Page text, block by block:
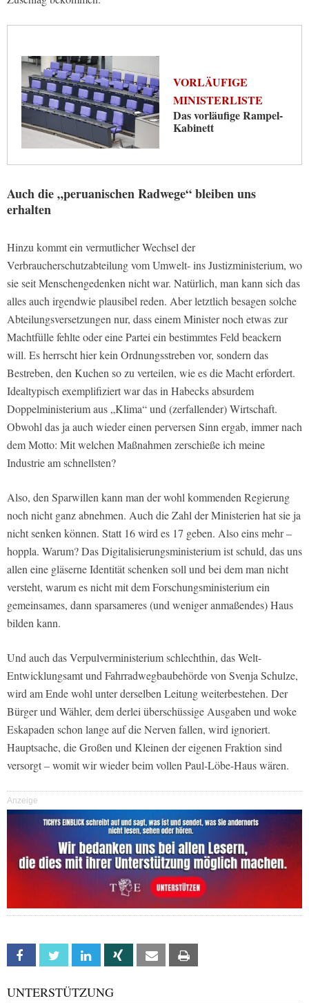
VORLÄUFIGE
MINISTERLISTE
Das vorläufige Rampel-
Kabinett
Auch die „peruanischen Radwege“ bleiben uns
erhalten
Hinzu kommt ein vermutlicher Wechsel der
Verbraucherschutzabteilung vom Umwelt- ins Justizministerium, wo
sie seit Menschengedenken nicht war. Natürlich, man kann sich das
alles auch irgendwie plausibel reden. Aber letztlich besagen solche
Abteilungsversetzungen nur, dass einem Minister noch etwas zur
Machtfülle fehlte oder eine Partei ein bestimmtes Feld beackern
will. Es herrscht hier kein Ordnungsstreben vor, sondern das
Bestreben, den Kuchen so zu verteilen, wie es die Macht erfordert.
Idealtypisch exemplifiziert war das in Habecks absurdem
Doppelministerium aus „Klima“ und (zerfallender) Wirtschaft.
Obwohl das ja auch wieder einen perversen Sinn ergab, immer nach
dem Motto: Mit welchen Maßnahmen zerschieße ich meine
Industrie am schnellsten?
Also, den Sparwillen kann man der wohl kommenden Regierung
noch nicht ganz abnehmen. Auch die Zahl der Ministerien hat sie ja
nicht senken können. Statt 16 wird es 17 geben. Also eins mehr –
hoppla. Warum? Das Digitalisierungsministerium ist schuld, das uns
allen eine gläserne Identität schenken soll und bei dem man nicht
versteht, warum es nicht mit dem Forschungsministerium ein
gemeinsames, dann sparsameres (und weniger anmaßendes) Haus
bilden kann.
Und auch das Verpulverministerium schlechthin, das Welt-
Entwicklungsamt und Fahrradwegbaubehörde von Svenja Schulze,
wird am Ende wohl unter derselben Leitung weiterbestehen. Der
Bürger und Wähler, dem derlei überschüssige Ausgaben und woke
Eskapaden schon lange auf die Nerven fallen, wird ignoriert.
Hauptsache, die Großen und Kleinen der eigenen Fraktion sind
versorgt – womit wir wieder beim vollen Paul-Löbe-Haus wären.
Anzeige
Facebook Twitter Linkedin Xing Email
UNTERSTÜTZUNG